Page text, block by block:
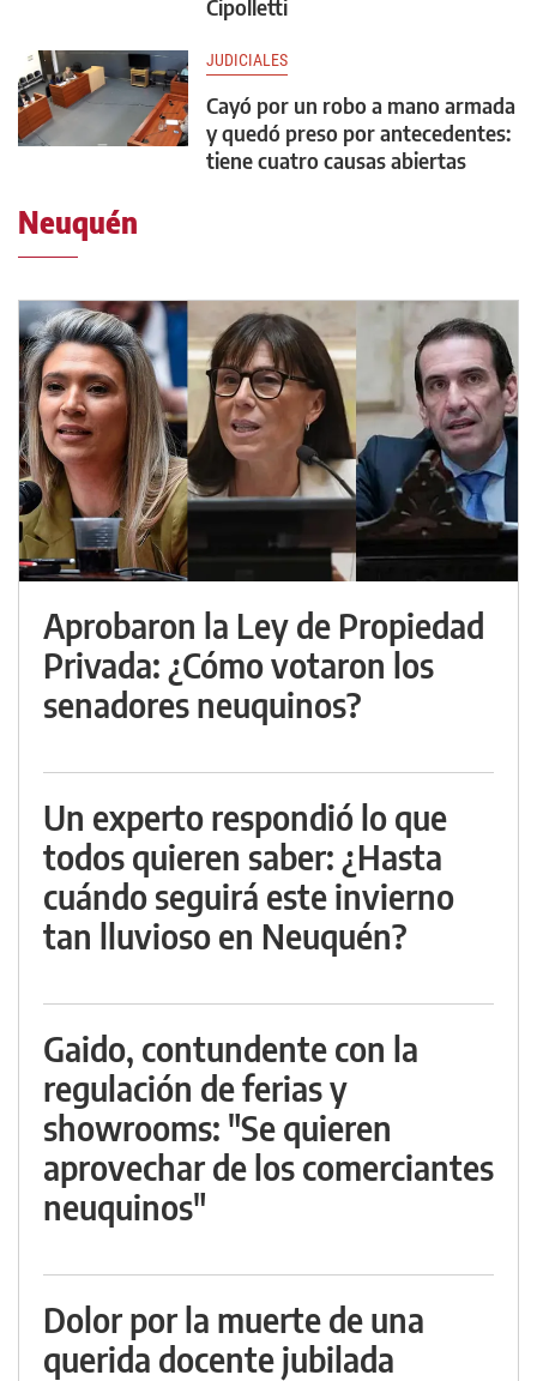
Cipolletti
JUDICIALES
Cayó por un robo a mano armada
y quedó preso por antecedentes:
tiene cuatro causas abiertas
Neuquén
Aprobaron la Ley de Propiedad
Privada: ¿Cómo votaron los
senadores neuquinos?
Un experto respondió lo que
todos quieren saber: ¿Hasta
cuándo seguirá este invierno
tan lluvioso en Neuquén?
Gaido, contundente con la
regulación de ferias y
showrooms: "Se quieren
aprovechar de los comerciantes
neuquinos"
Dolor por la muerte de una
querida docente jubilada